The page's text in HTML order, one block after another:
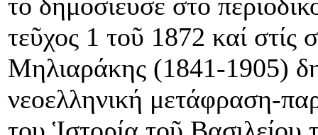
τεῦχος 1 τοῦ 1872 καί
Μηλιαράκης (1841-1905)
νεοελληνική μετάφραση-